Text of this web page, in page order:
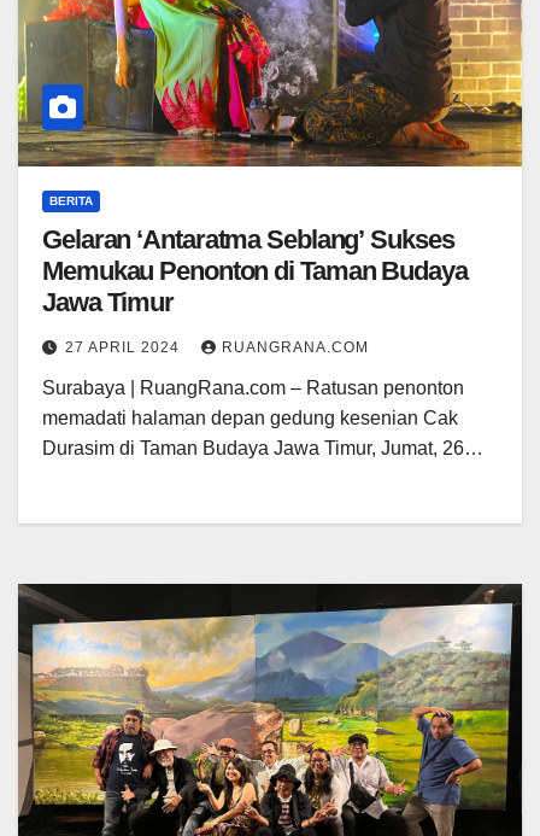
BERITA
Gelaran ‘Antaratma Seblang’ Sukses
Memukau Penonton di Taman Budaya
Jawa Timur
27 APRIL 2024 RUANGRANA.COM
Surabaya | RuangRana.com – Ratusan penonton
memadati halaman depan gedung kesenian Cak
Durasim di Taman Budaya Jawa Timur, Jumat, 26…